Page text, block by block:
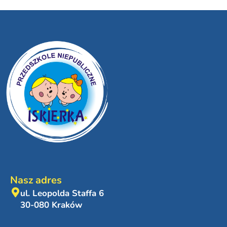
Nasz adres
ul. Leopolda Staffa 6
30-080 Kraków